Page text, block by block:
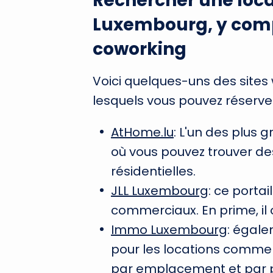
Luxembourg, y
coworking
Voici quelques-uns des
lesquels vous pouvez
AtHome.lu: L'un des plus
où vous pouvez trouver
résidentielles.
JLL Luxembourg: ce
commerciaux. En prime,
Immo Luxembourg:
pour les locations
par emplacement et par